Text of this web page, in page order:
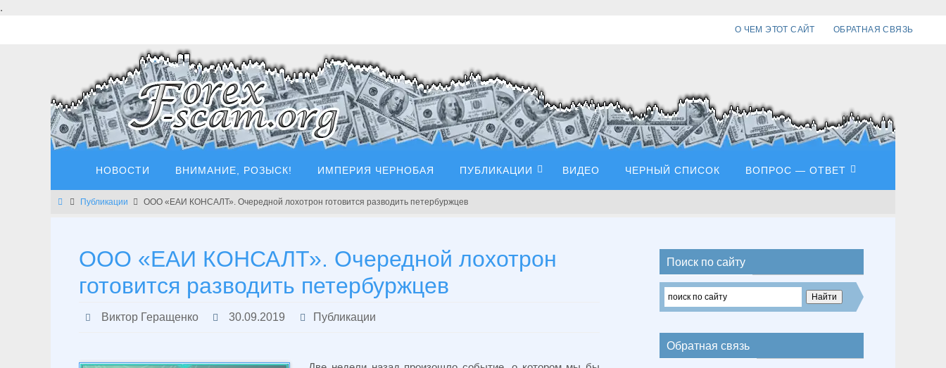
.
О ЧЕМ ЭТОТ САЙТ ОБРАТНАЯ СВЯЗЬ
НОВОСТИ ВНИМАНИЕ, РОЗЫСК! ИМПЕРИЯ ЧЕРНОБАЯ ПУБЛИКАЦИИ ВИДЕО ЧЕРНЫЙ СПИСОК ВОПРОС — ОТВЕТ
Главная
Публикации ООО «ЕАИ КОНСАЛТ». Очередной лохотрон готовится разводить петербуржцев
ООО «ЕАИ КОНСАЛТ». Очередной лохотрон
готовится разводить петербуржцев
Виктор Геращенко 30.09.2019 Публикации
Поиск по сайту
Обратная связь